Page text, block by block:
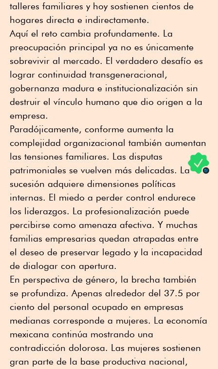
talleres familiares y hoy sostienen cientos de
hogares directa e indirectamente.
Aquí el reto cambia profundamente. La
preocupación principal ya no es únicamente
sobrevivir al mercado. El verdadero desafío es
lograr continuidad transgeneracional,
gobernanza madura e institucionalización sin
destruir el vínculo humano que dio origen a la
empresa.
Paradójicamente, conforme aumenta la
complejidad organizacional también aumentan
las tensiones familiares. Las disputas
patrimoniales se vuelven más delicadas. La
sucesión adquiere dimensiones políticas
internas. El miedo a perder control endurece
los liderazgos. La profesionalización puede
percibirse como amenaza afectiva. Y muchas
familias empresarias quedan atrapadas entre
el deseo de preservar legado y la incapacidad
de dialogar con apertura.
En perspectiva de género, la brecha también
se profundiza. Apenas alrededor del 37.5 por
ciento del personal ocupado en empresas
medianas corresponde a mujeres. La economía
mexicana continúa mostrando una
contradicción dolorosa. Las mujeres sostienen
gran parte de la base productiva nacional,